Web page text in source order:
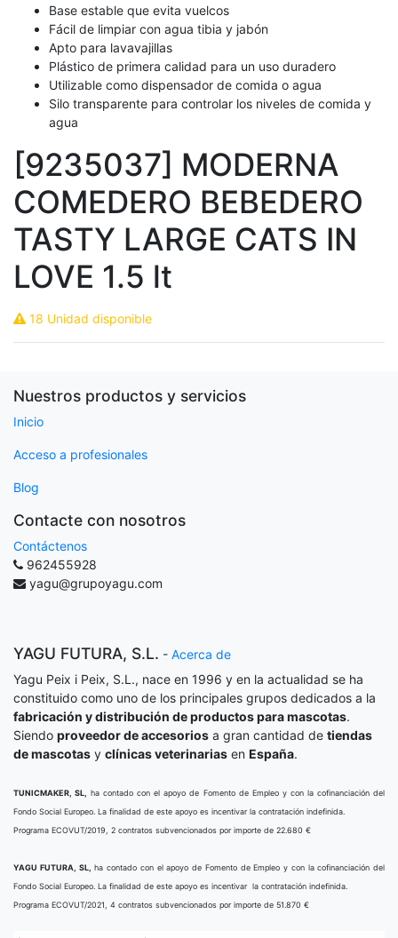
Base estable que evita vuelcos
Fácil de limpiar con agua tibia y jabón
Apto para lavavajillas
Plástico de primera calidad para un uso duradero
Utilizable como dispensador de comida o agua
Silo transparente para controlar los niveles de comida y
agua
[9235037] MODERNA
COMEDERO BEBEDERO
TASTY LARGE CATS IN
LOVE 1.5 lt
18 Unidad disponible
Nuestros productos y servicios
Inicio
Acceso a profesionales
Blog
Contacte con nosotros
Contáctenos
962455928
yagu@grupoyagu.com
YAGU FUTURA, S.L. - Acerca de
Yagu Peix i Peix, S.L., nace en 1996 y en la actualidad se ha
constituido como uno de los principales grupos dedicados a la
fabricación y distribución de productos para mascotas.
Siendo proveedor de accesorios a gran cantidad de tiendas
de mascotas y clínicas veterinarias en España.
TUNICMAKER, SL,
ha contado con el apoyo de Fomento de Empleo y con la cofinanciación del
Fondo Social Europeo. La finalidad de este apoyo es incentivar la contratación indefinida.
Programa ECOVUT/2019, 2 contratos subvencionados por importe de 22.680 €
YAGU FUTURA, SL,
ha contado con el apoyo de Fomento de Empleo y con la cofinanciación del
Fondo Social Europeo. La finalidad de este apoyo es incentivar la contratación indefinida.
Programa ECOVUT/2021, 4 contratos subvencionados por importe de 51.870 €